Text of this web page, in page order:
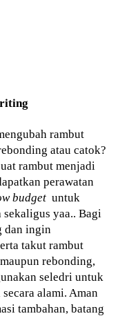
rambut
atau catok?
rambut menjadi
perawatan
budget untuk
yaa.. Bagi
dan ingin
takut rambut
rebonding,
seledri untuk
alami. Aman
tambahan, batang